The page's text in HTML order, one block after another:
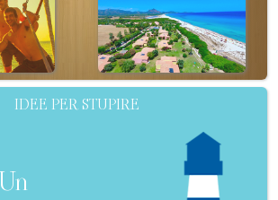
IDEE PER STUPIRE
Un